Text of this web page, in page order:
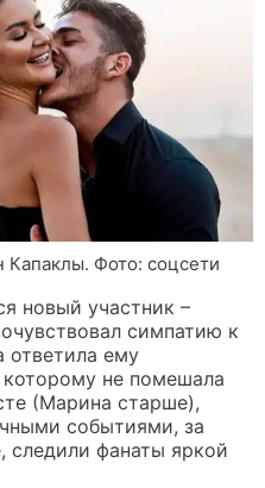
Фото: соцсети
новый участник –
симпатию к
ответила ему
не помешала
(Марина старше),
событиями, за
следили фанаты яркой